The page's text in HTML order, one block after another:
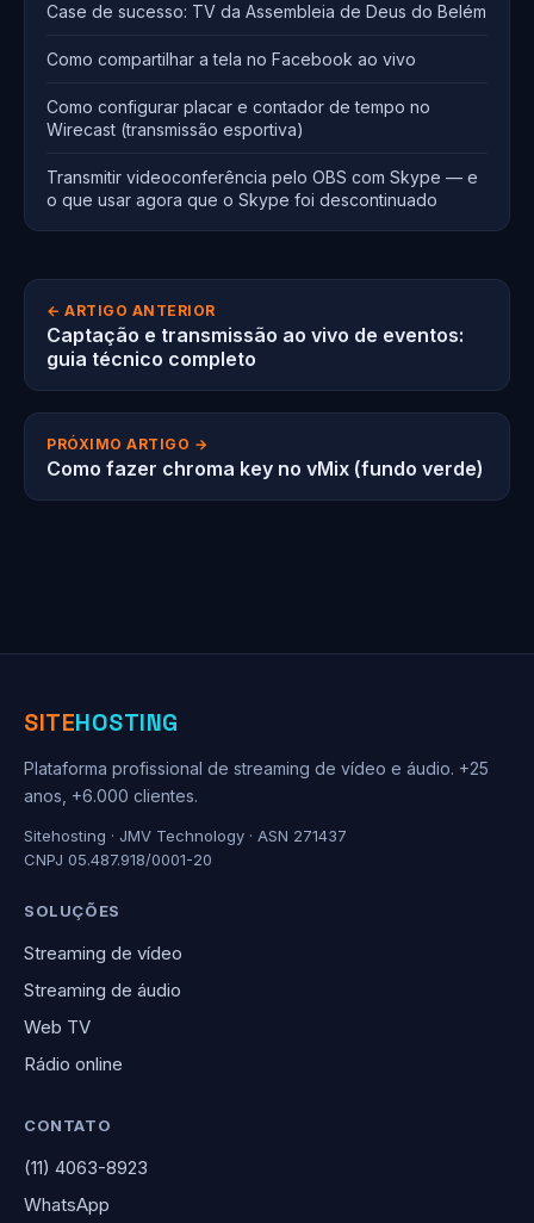
Case de sucesso: TV da Assembleia de Deus do Belém
Como compartilhar a tela no Facebook ao vivo
Como configurar placar e contador de tempo no
Wirecast (transmissão esportiva)
Transmitir videoconferência pelo OBS com Skype — e
o que usar agora que o Skype foi descontinuado
← ARTIGO ANTERIOR
Captação e transmissão ao vivo de eventos:
guia técnico completo
PRÓXIMO ARTIGO →
Como fazer chroma key no vMix (fundo verde)
SITEHOSTING
Plataforma profissional de streaming de vídeo e áudio. +25
anos, +6.000 clientes.
Sitehosting · JMV Technology · ASN 271437
CNPJ 05.487.918/0001-20
SOLUÇÕES
Streaming de vídeo
Streaming de áudio
Web TV
Rádio online
CONTATO
(11) 4063-8923
WhatsApp